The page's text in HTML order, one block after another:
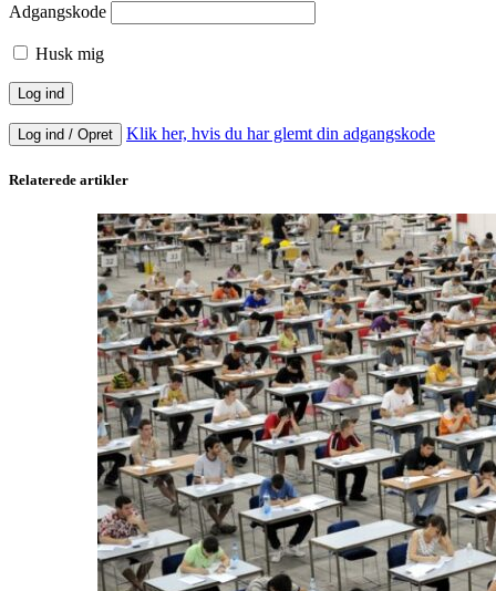
Adgangskode
Husk mig
Log ind / Opret Klik her, hvis du har glemt din adgangskode
Relaterede artikler